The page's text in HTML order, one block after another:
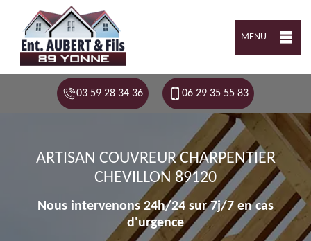
MENU
03 59 28 34 36 06 29 35 55 83
ARTISAN COUVREUR CHARPENTIER
CHEVILLON 89120
Nous intervenons 24h/24 sur 7j/7 en cas
d'urgence